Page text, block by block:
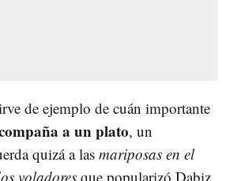
de ejemplo de cuán importante
a un plato, un
quizá a las mariposas en el
voladores que popularizó Dabiz